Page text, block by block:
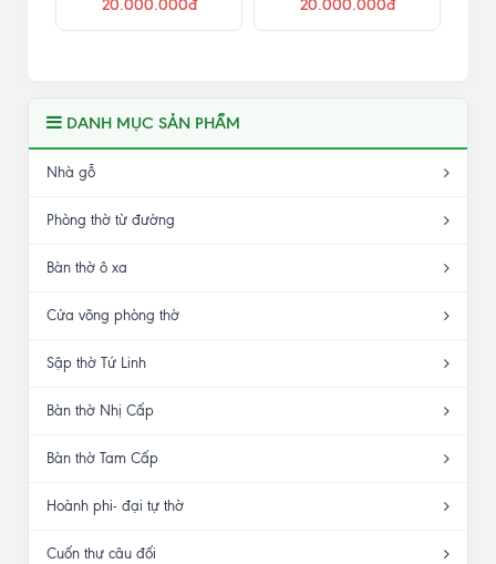
20.000.000đ 20.000.000đ
DANH MỤC SẢN PHẨM
Nhà gỗ
Phòng thờ từ đường
Bàn thờ ô xa
Cửa võng phòng thờ
Sập thờ Tứ Linh
Bàn thờ Nhị Cấp
Bàn thờ Tam Cấp
Hoành phi- đại tự thờ
Cuốn thư câu đối